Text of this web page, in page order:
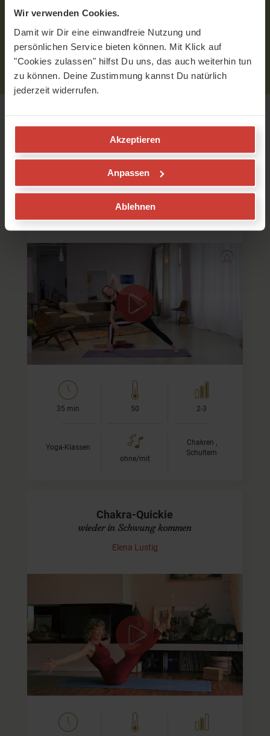
Wir verwenden Cookies.
Damit wir Dir eine einwandfreie Nutzung und
persönlichen Service bieten können. Mit Klick auf
"Cookies zulassen" hilfst Du uns, das auch weiterhin tun
zu können. Deine Zustimmung kannst Du natürlich
jederzeit widerrufen.
Akzeptieren
Anpassen
Ablehnen
eingeloggt sein.
BitteloggeDich zuerst ein bzw. registriereDich.
Empfohlene Videos
Vishuddha Chakra
Kommunikation, Verbundenheit, Ausdruck
Kehl-Chakra
In dieser Yoga-Sequenz für Dein Vishuddha-Chakra nutzt
Du Stellungen wie den Fisch oder die Schulterbrücke, um
den Energiefluss im Bereich des Kehl-Chakras anzuregen.
35 min 50 2-3
Yoga-Klassen
ohne/mit
Chakren ,
Schultern
Chakra-Quickie
wieder in Schwung kommen
Elena Lustig
Nix geht mehr?
Wenn sich alles festgefahren, angespannt und stockend
anfühlt, dann hilft eine kleine Yogapraxis manchmal
Wunder. Mit diesem Video für zwischendurch bringst Du
die Energie in Deinem…